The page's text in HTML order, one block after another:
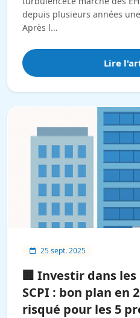
depuis plusieurs années
Après l...
Lire
25 sept. 2025
🏢 Investir dans
SCPI : bon plan en
risqué pour les 5